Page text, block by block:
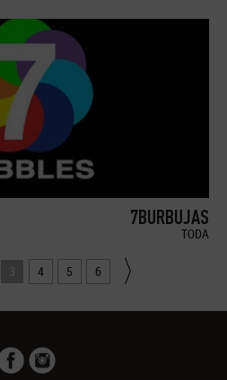
7BURBUJAS
TODA
3 4 5 6